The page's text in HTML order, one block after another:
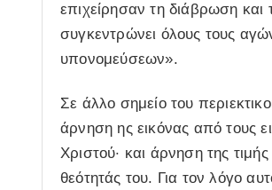
επιχείρησαν τη διάβρωση και
συγκεντρώνει όλους τους
υπονομεύσεων».
Σε άλλο σημείο του
άρνηση ης εικόνας από τους
Χριστού· και άρνηση της
θεότητάς του. Για τον λόγο